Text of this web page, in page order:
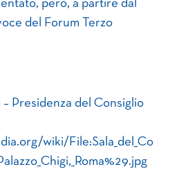
però, a partire dal
del Forum Terzo
Presidenza del Consiglio
wiki/File:Sala_del_Co